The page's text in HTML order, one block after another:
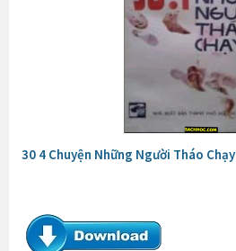
30 4 Chuyện Những Người Tháo Chạy